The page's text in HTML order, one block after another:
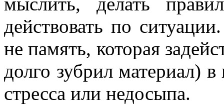
действовать по
не память, которая
долго зубрил материал)
стресса или недосыпа.